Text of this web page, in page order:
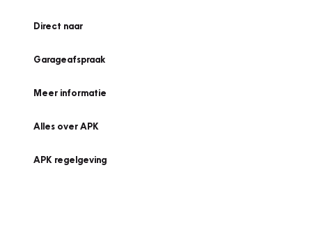
Direct naar
Garageafspraak
Meer informatie
Alles over APK
APK regelgeving